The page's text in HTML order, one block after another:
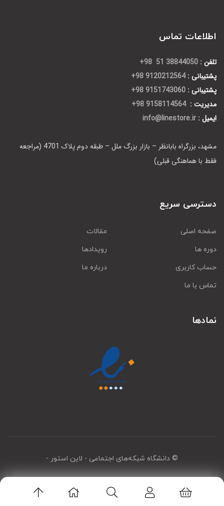
اطلاعات تماس
تلفن : 38844050 51 98+
پشتیبانی : 9120212564 98+
پشتیبانی : 9151743060 98+
مدیریت : 9158114564 98+
ایمیل : info@linestore.ir
مشهد، بزرگراه بابانظر – بازار بزرگ ملل – طبقه دوم پلاک 4701 (مراجعه
فقط با هماهنگی قبلی)
دسترسی سریع
صفحه اصلی
مقالات
دوره ها
رویدادها
حساب کاربری
درباره ما
تماس با ما
نمادها
© دانشگاه شبکه‌های اجتماعی - لاین استور -
اپلیکیشن لاین استور